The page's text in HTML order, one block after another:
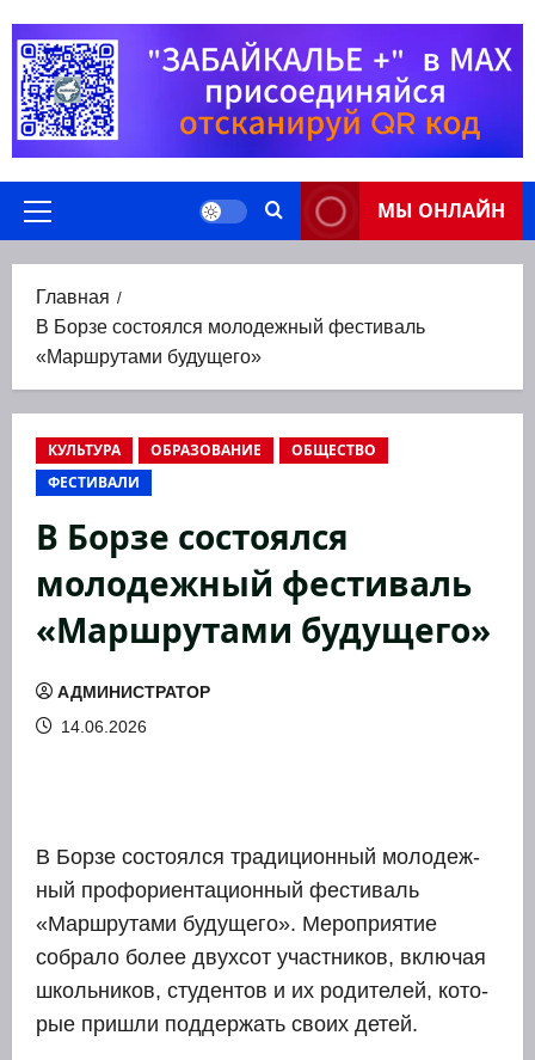
содержимому
Основное
МЫ ОНЛАЙН
Главная
В Борзе состоялся молодежный фестиваль
«Маршрутами будущего»
КУЛЬТУРА ОБРАЗОВАНИЕ
ОБЩЕСТВО
ФЕСТИВАЛИ
В Борзе состоялся
молодежный фестиваль
«Маршрутами будущего»
АДМИНИСТРАТОР
14.06.2026
В Бор­зе состо­ял­ся тра­ди­ци­он­ный моло­деж­
ный профори­ен­та­ци­он­ный фести­валь
«Марш­ру­та­ми буду­ще­го». Меро­при­я­тие
собра­ло более двух­сот участ­ни­ков, вклю­чая
школь­ни­ков, сту­ден­тов и их роди­те­лей, кото­
рые при­шли под­дер­жать сво­их детей.